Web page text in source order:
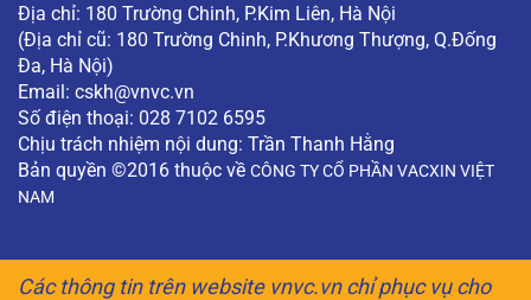
Địa chỉ: 180 Trường Chinh, P.Kim Liên, Hà Nội
(Địa chỉ cũ: 180 Trường Chinh, P.Khương Thượng, Q.Đống
Đa, Hà Nội)
Email: cskh@vnvc.vn
Số điện thoại: 028 7102 6595
Chịu trách nhiệm nội dung: Trần Thanh Hằng
Bản quyền ©2016 thuộc về CÔNG TY CỔ PHẦN VACXIN VIỆT
NAM
Các thông tin trên website vnvc.vn chỉ phục vụ cho